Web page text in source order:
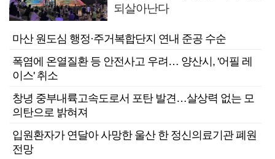
되살아난다
마산 원도심 행정·주거복합단지 연내 준공 수순
폭염에 온열질환 등 안전사고 우려… 양산시, '어필 레
이스' 취소
창녕 중부내륙고속도로서 포탄 발견…살상력 없는 모
의탄으로 밝혀져
입원환자가 연달아 사망한 울산 한 정신의료기관 폐원
전망